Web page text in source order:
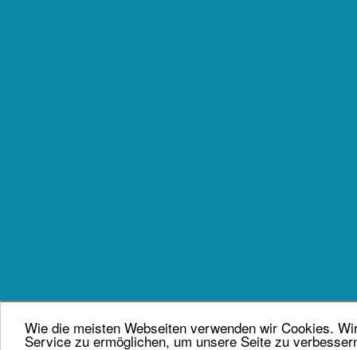
Wie die meisten Webseiten verwenden wir Cookies.
Service zu ermöglichen, um unsere Seite zu